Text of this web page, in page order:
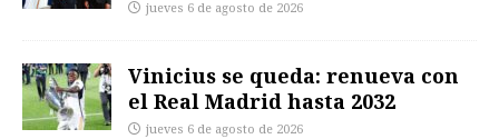
jueves 6 de agosto de 2026
Vinicius se queda: renueva con
el Real Madrid hasta 2032
jueves 6 de agosto de 2026